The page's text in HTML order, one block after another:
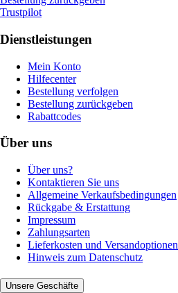
Trustpilot
Dienstleistungen
Mein Konto
Hilfecenter
Bestellung verfolgen
Bestellung zurückgeben
Rabattcodes
Über uns
Über uns?
Kontaktieren Sie uns
Allgemeine Verkaufsbedingungen
Rückgabe & Erstattung
Impressum
Zahlungsarten
Lieferkosten und Versandoptionen
Hinweis zum Datenschutz
Unsere Geschäfte